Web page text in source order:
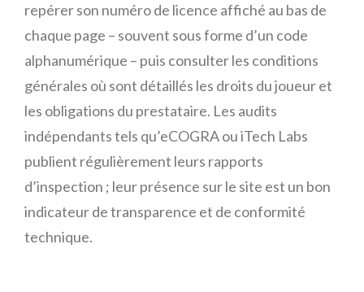
repérer son numéro de licence affiché au bas de
chaque page – souvent sous forme d’un code
alphanumérique – puis consulter les conditions
générales où sont détaillés les droits du joueur et
les obligations du prestataire. Les audits
indépendants tels qu’eCOGRA ou iTech Labs
publient régulièrement leurs rapports
d’inspection ; leur présence sur le site est un bon
indicateur de transparence et de conformité
technique.